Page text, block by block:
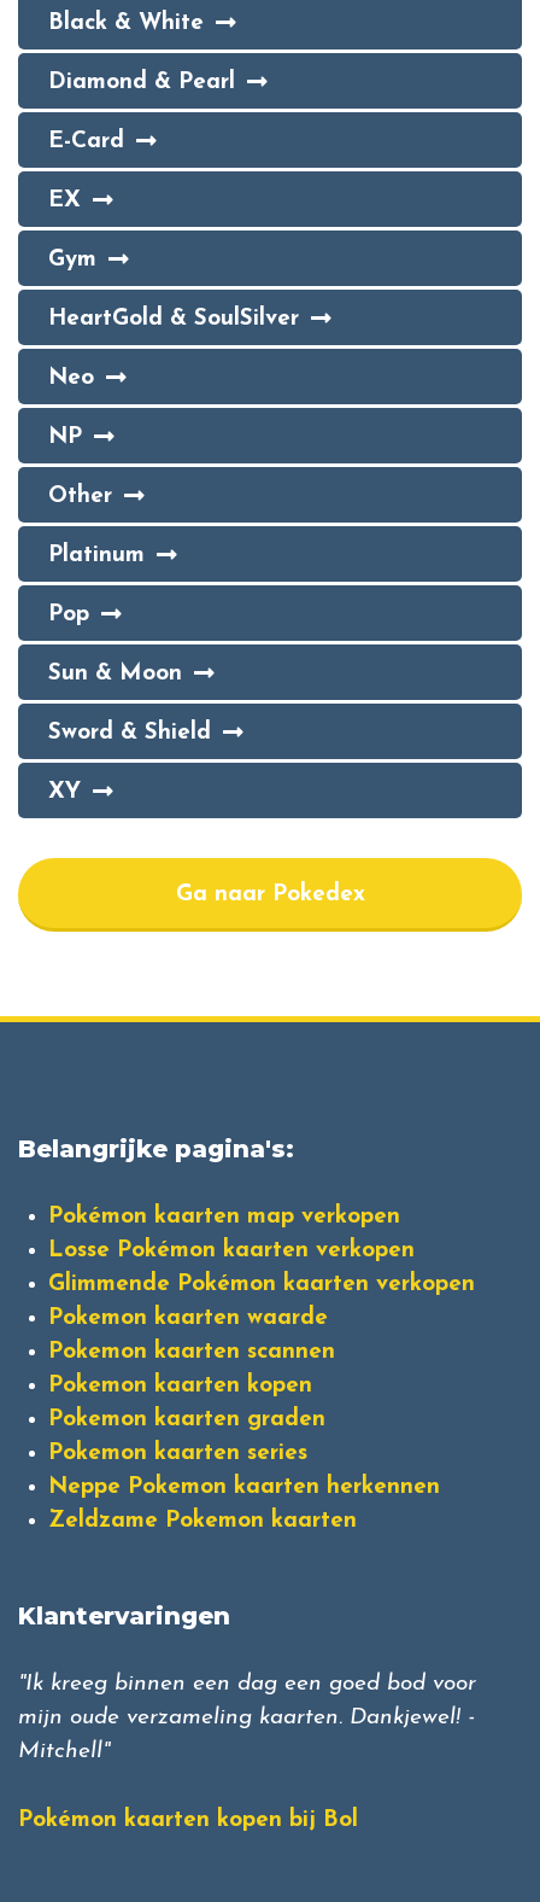
Black & White
Diamond & Pearl
E-Card
EX
Gym
HeartGold & SoulSilver
Neo
NP
Other
Platinum
Pop
Sun & Moon
Sword & Shield
XY
Ga naar Pokedex
Belangrijke pagina's:
Pokémon kaarten map verkopen
Losse Pokémon kaarten verkopen
Glimmende Pokémon kaarten verkopen
Pokemon kaarten waarde
Pokemon kaarten scannen
Pokemon kaarten kopen
Pokemon kaarten graden
Pokemon kaarten series
Neppe Pokemon kaarten herkennen
Zeldzame Pokemon kaarten
Klantervaringen
"Ik kreeg binnen een dag een goed bod voor
mijn oude verzameling kaarten. Dankjewel! -
Mitchell"
Pokémon kaarten kopen bij Bol